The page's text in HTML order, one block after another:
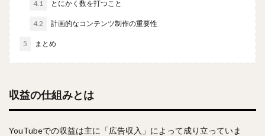
4.1 とにかく数を打つこと
4.2 計画的なコンテンツ制作の重要性
5 まとめ
収益の仕組みとは
YouTubeでの収益は主に「広告収入」によって成り立っていま